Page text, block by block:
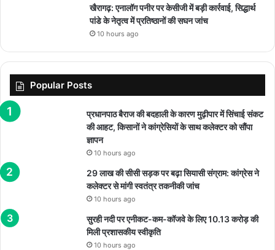
खैरागढ़: एनालॉग पनीर पर केसीजी में बड़ी कार्रवाई, सिद्धार्थ
पांडे के नेतृत्व में प्रतिष्ठानों की सघन जांच
10 hours ago
Popular Posts
प्रधानपाठ बैराज की बदहाली के कारण मुढ़ीपार में सिंचाई संकट
की आहट, किसानों ने कांग्रेसियों के साथ कलेक्टर को सौंपा
ज्ञापन
10 hours ago
29 लाख की सीसी सड़क पर बढ़ा सियासी संग्राम: कांग्रेस ने
कलेक्टर से मांगी स्वतंत्र तकनीकी जांच
10 hours ago
सुरही नदी पर एनीकट-कम-कॉजवे के लिए 10.13 करोड़ की
मिली प्रशासकीय स्वीकृति
10 hours ago